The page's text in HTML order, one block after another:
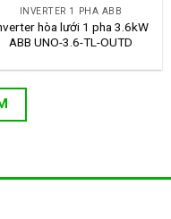
INVERTER 1 PHA ABB
hòa lưới 1 pha 3.6kW
ABB UNO-3.6-TL-OUTD